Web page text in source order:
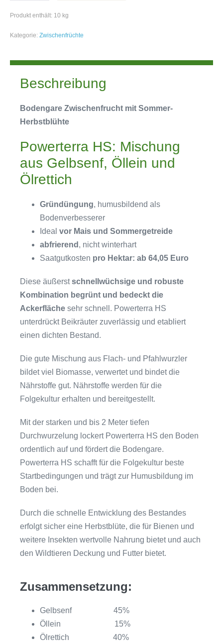
Produkt enthält: 10 kg
Kategorie: Zwischenfrüchte
Beschreibung
Bodengare Zwischenfrucht mit Sommer-
Herbstblühte
Powerterra HS: Mischung
aus Gelbsenf, Öllein und
Ölrettich
Gründüngung, humusbildend als
Bodenverbesserer
Ideal vor Mais und Sommergetreide
abfrierend , nicht winterhart
Saatgutkosten pro Hektar: ab 64,05 Euro
Diese äußerstschnellwüchsige und robuste
Kombination begrünt und bedeckt die
Ackerfläche sehr schnell. Powerterra HS
unterdrückt Beikräuter zuverlässig und etabliert
einen dichten Bestand.
Die gute Mischung aus Flach- und Pfahlwurzler
bildet viel Biomasse, verwertet und bindet die
Nährstoffe gut. Nährstoffe werden für die
Folgekultur erhalten und bereitgestellt.
Mit der starken und bis 2 Meter tiefen
Durchwurzelung lockert Powerterra HS den Boden
ordentlich auf und fördert die Bodengare.
Powerterra HS schafft für die Folgekultur beste
Startbedingungen und trägt zur Humusbildung im
Boden bei.
Durch die schnelle Entwicklung des Bestandes
erfolgt sicher eine Herbstblüte, die für Bienen und
weitere Insekten wertvolle Nahrung bietet und auch
den Wildtieren Deckung und Futter bietet.
Zusammensetzung:
Gelbsenf 45%
Öllein 15%
Ölrettich 40%